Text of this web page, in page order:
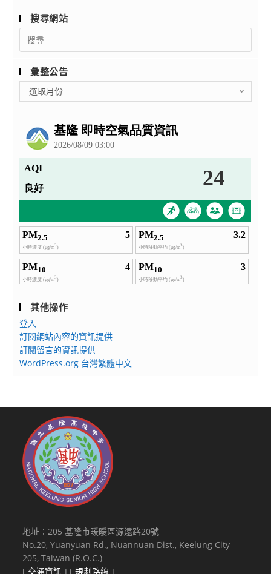
搜尋網站
Search
for:
彙整公告
整
選取月份
其他操作
登入
訂閱網站內容的資訊提供
訂閱留言的資訊提供
WordPress.org 台灣繁體中文
地址：205 基隆市暖暖區源遠路20號
No.20, Yuanyuan Rd., Nuannuan Dist., Keelung City
205, Taiwan (R.O.C.)
[ 交通資訊 ] [規劃路線 ]